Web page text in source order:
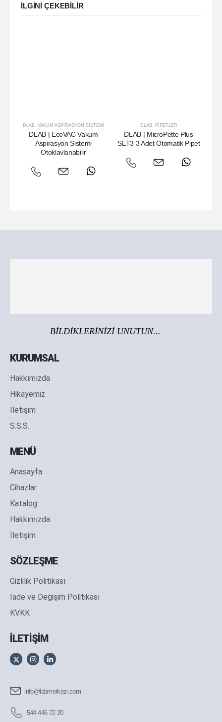
ILGINI ÇEKEBILIR
DLAB, VAKUM ASPIRASYON SISTEMI
DLAB | EcoVAC Vakum
Aspirasyon Sistemi
Otoklavlanabilir
DLAB, PIPETLER
DLAB | MicroPette Plus
SET3 3 Adet Otomatik Pipet
BİLDİKLERİNİZİ UNUTUN...
KURUMSAL
Hakkımızda
Hikayemiz
İletişim
S.S.S.
MENÜ
Anasayfa
Cihazlar
Katalog
Hakkımızda
İletişim
SÖZLEŞME
Gizlilik Politikası
İade ve Değişim Politikası
KVKK
İLETİŞİM
info@labmerkezi.com
544 446 72 20